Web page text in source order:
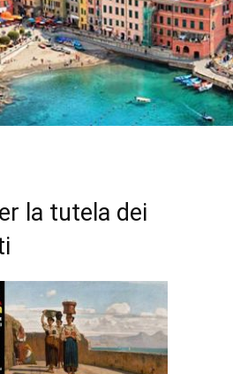
la tutela dei